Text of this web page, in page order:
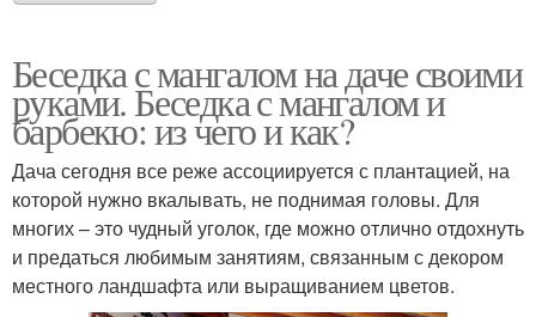
Беседка с мангалом на даче своими
руками. Беседка с мангалом и
барбекю: из чего и как?
Дача сегодня все реже ассоциируется с плантацией, на
которой нужно вкалывать, не поднимая головы. Для
многих – это чудный уголок, где можно отлично отдохнуть
и предаться любимым занятиям, связанным с декором
местного ландшафта или выращиванием цветов.